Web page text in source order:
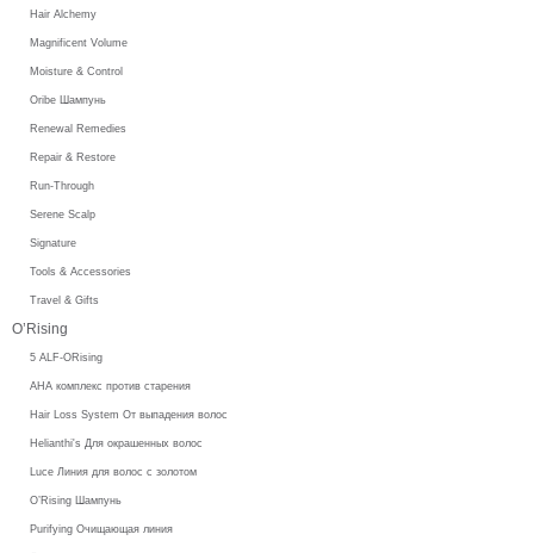
Hair Alchemy
Magnificent Volume
Moisture & Control
Oribe Шампунь
Renewal Remedies
Repair & Restore
Run-Through
Serene Scalp
Signature
Tools & Accessories
Travel & Gifts
O’Rising
5 ALF-ORising
AHA комплекс против старения
Hair Loss System От выпадения волос
Helianthi's Для окрашенных волос
Luce Линия для волос с золотом
O’Rising Шампунь
Purifying Очищающая линия